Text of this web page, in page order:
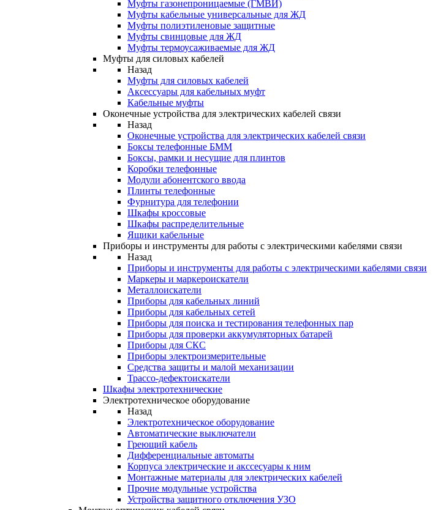
Муфты газонепроницаемые (ГМВИ)
Муфты кабельные универсальные для ЖД
Муфты полиэтиленовые защитные
Муфты свинцовые для ЖД
Муфты термоусаживаемые для ЖД
Муфты для силовых кабелей
Назад
Муфты для силовых кабелей
Аксессуары для кабельных муфт
Кабельные муфты
Оконечные устройства для электрических кабелей связи
Назад
Оконечные устройства для электрических кабелей связи
Боксы телефонные БММ
Боксы, рамки и несущие для плинтов
Коробки телефонные
Модули абонентского ввода
Плинты телефонные
Фурнитура для телефонии
Шкафы кроссовые
Шкафы распределительные
Ящики кабельные
Приборы и инструменты для работы с электрическими кабелями связи
Назад
Приборы и инструменты для работы с электрическими кабелями связи
Маркеры и маркероискатели
Металлоискатели
Приборы для кабельных линий
Приборы для кабельных сетей
Приборы для поиска и тестирования телефонных пар
Приборы для проверки аккумуляторных батарей
Приборы для СКС
Приборы электроизмерительные
Средства защиты и малой механизации
Трассо-дефектоискатели
Шкафы электротехнические
Электротехническое оборудование
Назад
Электротехническое оборудование
Автоматические выключатели
Греющий кабель
Дифференциальные автоматы
Корпуса электрические и акссесуары к ним
Монтажные материалы для электрических кабелей
Прочие модульные устройства
Устройства защитного отключения УЗО